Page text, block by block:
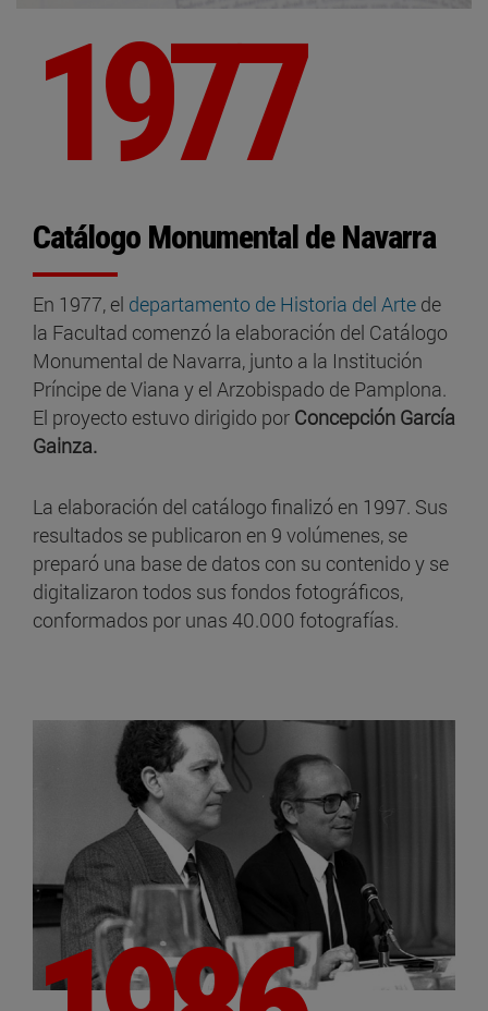
1977
Catálogo Monumental de Navarra
En 1977, el departamento de Historia del Arte de
la Facultad comenzó la elaboración del Catálogo
Monumental de Navarra, junto a la Institución
Príncipe de Viana y el Arzobispado de Pamplona.
El proyecto estuvo dirigido por Concepción García
Gainza.
La elaboración del catálogo finalizó en 1997. Sus
resultados se publicaron en 9 volúmenes, se
preparó una base de datos con su contenido y se
digitalizaron todos sus fondos fotográficos,
conformados por unas 40.000 fotografías.